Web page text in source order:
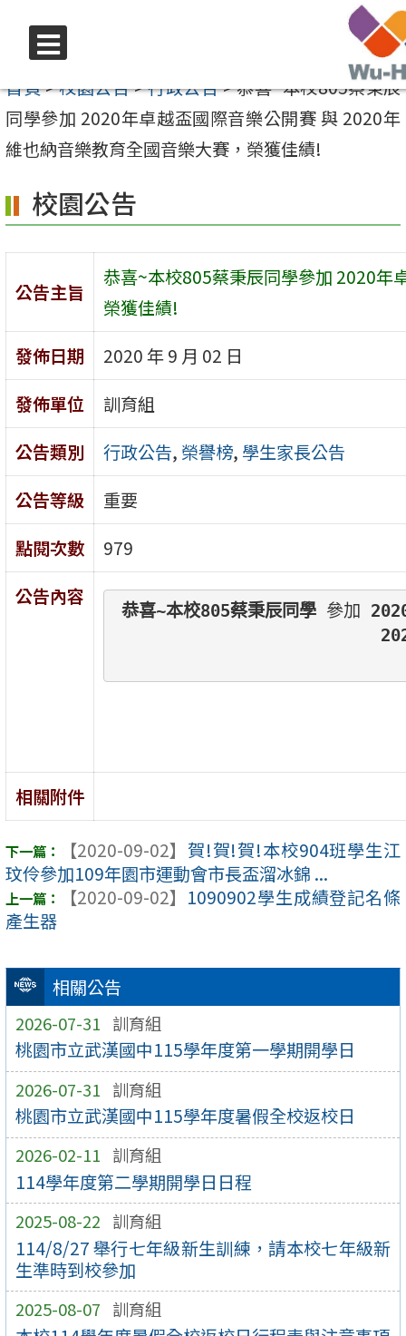
要
內
區
選
單
首頁>校園公告>行政公告>恭喜~本校805蔡秉辰
同學參加 2020年卓越盃國際音樂公開賽 與 2020年
維也納音樂教育全國音樂大賽，榮獲佳績!
相關公告
2026-07-31 訓育組
桃園市立武漢國中115學年度第一學期開學日
2026-07-31 訓育組
桃園市立武漢國中115學年度暑假全校返校日
2026-02-11 訓育組
114學年度第二學期開學日日程
2025-08-22 訓育組
114/8/27 舉行七年級新生訓練，請本校七年級新
生準時到校參加
2025-08-07 訓育組
校園公告
公告主旨
恭喜~本校805蔡秉辰同學參加 2020年
榮獲佳績!
發佈日期
2020 年 9 月 02 日
發佈單位
訓育組
公告類別
行政公告, 榮譽榜, 學生家長公告
公告等級
重要
點閱次數
979
公告內容
恭喜~本校805蔡秉辰同學 參加
相關附件
【2020-09-02】 賀!賀!賀!本校904班學生江
玟伶參加109年園市運動會市長盃溜冰錦 ...
【2020-09-02】 1090902學生成績登記名條
產生器